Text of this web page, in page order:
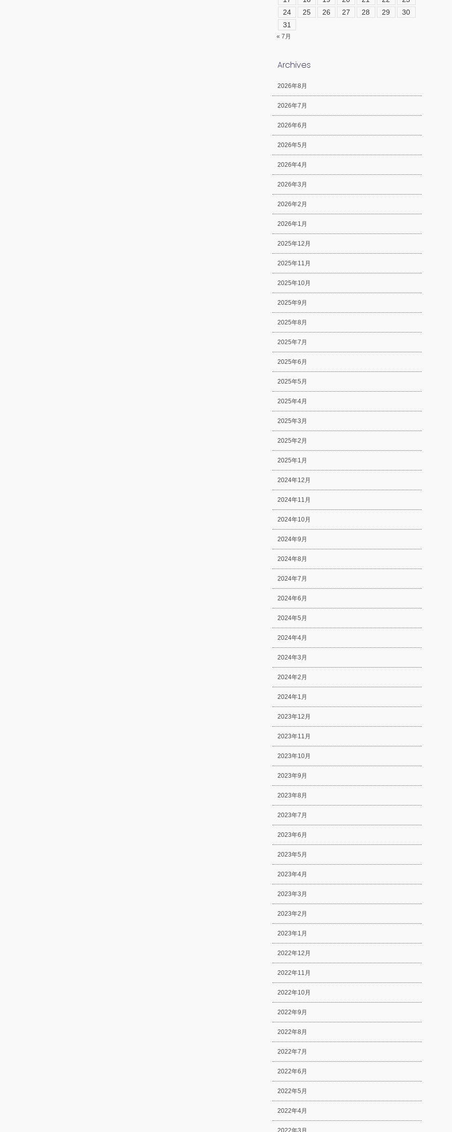
24
25 26 27 28 29
30
31
« 7月
Archives
2026年8月
2026年7月
2026年6月
2026年5月
2026年4月
2026年3月
2026年2月
2026年1月
2025年12月
2025年11月
2025年10月
2025年9月
2025年8月
2025年7月
2025年6月
2025年5月
2025年4月
2025年3月
2025年2月
2025年1月
2024年12月
2024年11月
2024年10月
2024年9月
2024年8月
2024年7月
2024年6月
2024年5月
2024年4月
2024年3月
2024年2月
2024年1月
2023年12月
2023年11月
2023年10月
2023年9月
2023年8月
2023年7月
2023年6月
2023年5月
2023年4月
2023年3月
2023年2月
2023年1月
2022年12月
2022年11月
2022年10月
2022年9月
2022年8月
2022年7月
2022年6月
2022年5月
2022年4月
2022年3月